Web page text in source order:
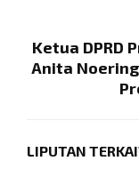
Ketua DPRD
Anita
LIPUTAN